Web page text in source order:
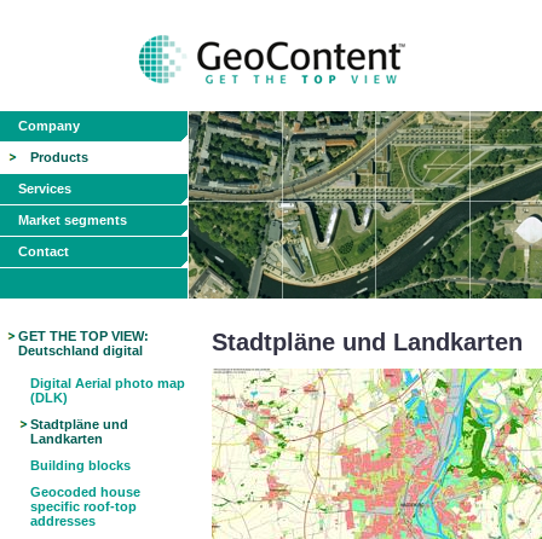
Company
Products
Services
Market segments
Contact
GET THE TOP VIEW:
Deutschland digital
Digital Aerial photo map
(DLK)
Stadtpläne und
Landkarten
Building blocks
Geocoded house
specific roof-top
addresses
Stadtpläne und Landkarten